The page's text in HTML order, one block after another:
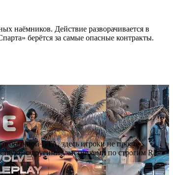
наёмников. Действие разворачивается в
берётся за самые опасные контракты.
обычной GTA, здесь игроки не просто
с другими участниками по строгим RP-